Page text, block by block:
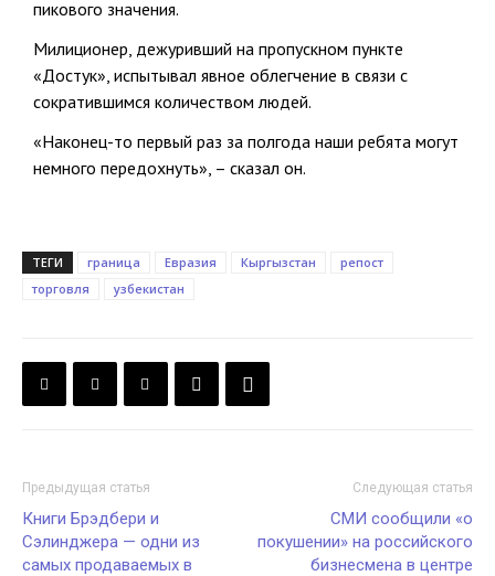
пикового значения.
Милиционер, дежуривший на пропускном пункте
«Достук», испытывал явное облегчение в связи с
сократившимся количеством людей.
«Наконец-то первый раз за полгода наши ребята могут
немного передохнуть», – сказал он.
ТЕГИ граница Евразия Кыргызстан
репост
торговля
узбекистан
Предыдущая статья
Книги Брэдбери и
Сэлинджера — одни из
самых продаваемых в
Следующая статья
СМИ сообщили «о
покушении» на российского
бизнесмена в центре